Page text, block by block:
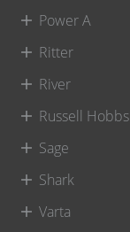
Power A
Ritter
River
Russell Hobbs
Sage
Shark
Varta